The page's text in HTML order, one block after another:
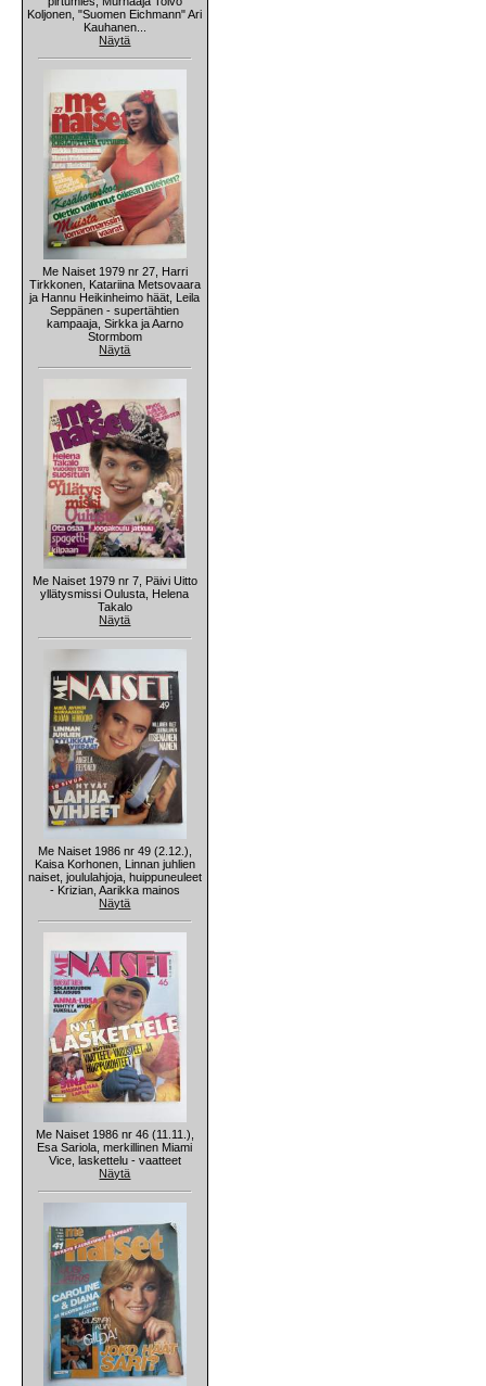
Koljonen, "Suomen Eichmann" Ari
Kauhanen...
Näytä
Me Naiset 1979 nr 27, Harri
Tirkkonen, Katariina Metsovaara
ja Hannu Heikinheimo häät, Leila
Seppänen - supertähtien
kampaaja, Sirkka ja Aarno
Stormbom
Näytä
Me Naiset 1979 nr 7, Päivi Uitto
yllätysmissi Oulusta, Helena
Takalo
Näytä
Me Naiset 1986 nr 49 (2.12.),
Kaisa Korhonen, Linnan juhlien
naiset, joululahjoja, huippuneuleet
- Krizian, Aarikka mainos
Näytä
Me Naiset 1986 nr 46 (11.11.),
Esa Sariola, merkillinen Miami
Vice, laskettelu - vaatteet
Näytä